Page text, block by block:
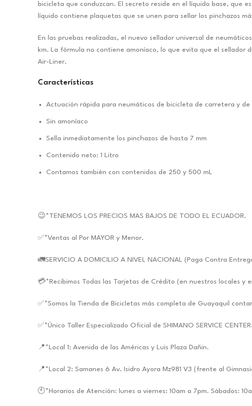
bicicleta que conduzcan. El secreto reside en el líquido base, que
líquido contiene plaquetas que se unen para sellar los pinchazos
En las pruebas realizadas, el nuevo sellador universal de
km. La fórmula no contiene amoníaco, lo que evita que el sellador
Air-Liner.
Características
Actuación rápida para neumáticos de bicicleta de carretera y de
Sin amoníaco
Sella inmediatamente los pinchazos de hasta 7 mm
Contenido neto: 1 Litro
Contamos también con contenidos de 250 y 500 mL
😉*TENEMOS LOS PRECIOS MAS BAJOS DE TODO EL ECUADOR.
✅*Ventas al Por MAYOR y Menor.
🚛SERVICIO A DOMICILIO A NIVEL NACIONAL (Paga Contra
💳*Recibimos Todas las Tarjetas de Crédito (en nuestros locales y
✅*Somos la Tienda de Bicicletas más completa de Guayaquil
✅*Único Taller Especializado Oficial de SHIMANO SERVICE CENTER.
📍*Local 1: Avenida de las Américas y Luis Plaza Dañin.
📍*Local 2: Samanes 6 Av. Isidro Ayora Mz981 V3 (frente al
🕙*Horarios de Atención: lunes a viernes: 10am a 7pm. Sábados: